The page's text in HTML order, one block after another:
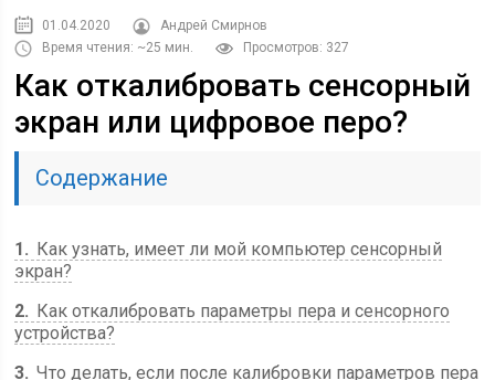
01.04.2020
Андрей Смирнов
Время чтения: ~25 мин.
Просмотров: 327
Как откалибровать сенсорный
экран или цифровое перо?
Содержание
1
Как узнать, имеет ли мой компьютер сенсорный
экран?
2
Как откалибровать параметры пера и сенсорного
устройства?
3 Что делать, если после калибровки параметров пера